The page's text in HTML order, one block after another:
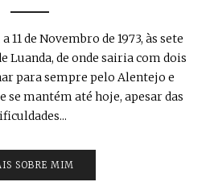
11 de Novembro de 1973, às sete
Luanda, de onde sairia com dois
para sempre pelo Alentejo e
se mantém até hoje, apesar das
SOBRE MIM